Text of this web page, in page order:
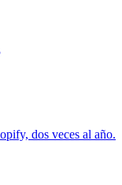
dos veces al año.